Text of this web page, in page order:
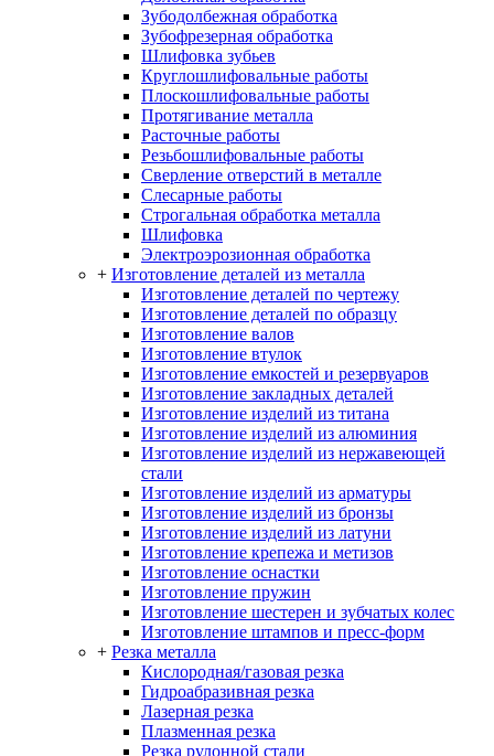
Зубодолбежная обработка
Зубофрезерная обработка
Шлифовка зубьев
Круглошлифовальные работы
Плоскошлифовальные работы
Протягивание металла
Расточные работы
Резьбошлифовальные работы
Сверление отверстий в металле
Слесарные работы
Строгальная обработка металла
Шлифовка
Электроэрозионная обработка
+ Изготовление деталей из металла
Изготовление деталей по чертежу
Изготовление деталей по образцу
Изготовление валов
Изготовление втулок
Изготовление емкостей и резервуаров
Изготовление закладных деталей
Изготовление изделий из титана
Изготовление изделий из алюминия
Изготовление изделий из нержавеющей
стали
Изготовление изделий из арматуры
Изготовление изделий из бронзы
Изготовление изделий из латуни
Изготовление крепежа и метизов
Изготовление оснастки
Изготовление пружин
Изготовление шестерен и зубчатых колес
Изготовление штампов и пресс-форм
+ Резка металла
Кислородная/газовая резка
Гидроабразивная резка
Лазерная резка
Плазменная резка
Резка рулонной стали